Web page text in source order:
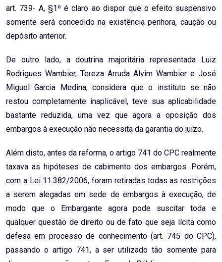
art. 739- A, §1º é claro ao dispor que o efeito suspensivo
somente será concedido na existência penhora, caução ou
depósito anterior.
De outro lado, a doutrina majoritária representada Luiz
Rodrigues Wambier, Tereza Arruda Alvim Wambier e José
Miguel Garcia Medina, considera que o instituto se não
restou completamente inaplicável, teve sua aplicabilidade
bastante reduzida, uma vez que agora a oposição dos
embargos à execução não necessita da garantia do juízo.
Além disto, antes da reforma, o artigo 741 do CPC realmente
taxava as hipóteses de cabimento dos embargos. Porém,
com a Lei 11.382/2006, foram retiradas todas as restrições
a serem alegadas em sede de embargos à execução, de
modo que o Embargante agora pode suscitar toda e
qualquer questão de direito ou de fato que seja lícita como
defesa em processo de conhecimento (art. 745 do CPC),
passando o artigo 741, a ser utilizado tão somente para